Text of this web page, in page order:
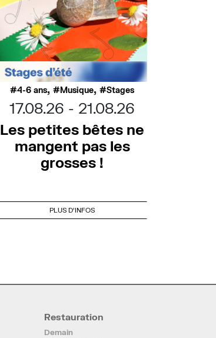
4-6 ans, Musique, Stages
17.08.26
21.08.26
Les petites bêtes ne
mangent pas les
grosses !
PLUS D'INFOS
Restauration
Demain